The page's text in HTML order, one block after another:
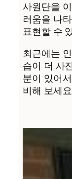
사원단을
러움을 나
표현할 수
최근에는
습이 더 사
분이 있어
비해 보세